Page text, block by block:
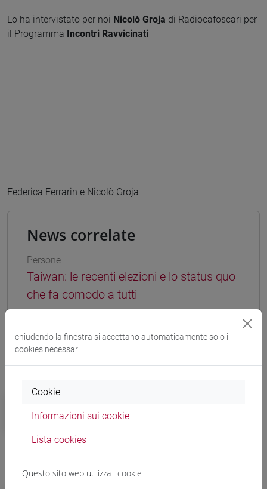
Lo ha intervistato per noi Nicolò Groja di Radiocafoscari per
il Programma Incontri Ravvicinati
Federica Ferrarin e Nicolò Groja
News correlate
Persone
Taiwan: le recenti elezioni e lo status quo
che fa comodo a tutti
Altre notizie
Ca' Foscari eccelle nel QS by
chiudendo la finestra si accettano automaticamente solo i
cookies necessari
Cookie
Informazioni sui cookie
Lista cookies
Questo sito web utilizza i cookie